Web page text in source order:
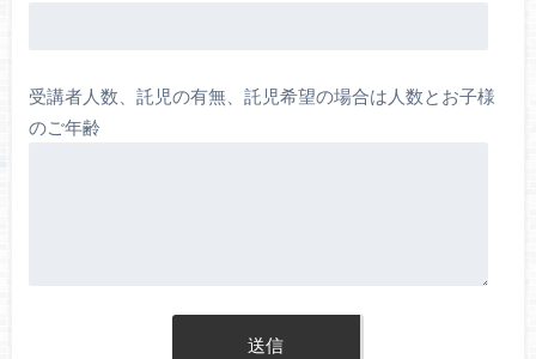
受講者人数、託児の有無、託児希望の場合は人数とお子様
のご年齢